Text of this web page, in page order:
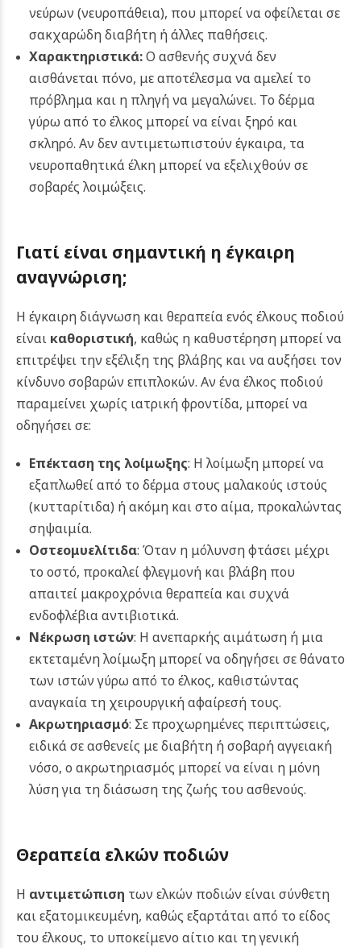
νεύρων (νευροπάθεια), που μπορεί να οφείλεται σε
σακχαρώδη διαβήτη ή άλλες παθήσεις.
Χαρακτηριστικά:Ο ασθενής συχνά δεν
αισθάνεται πόνο, με αποτέλεσμα να αμελεί το
πρόβλημα και η πληγή να μεγαλώνει. Το δέρμα
γύρω από το έλκος μπορεί να είναι ξηρό και
σκληρό. Αν δεν αντιμετωπιστούν έγκαιρα, τα
νευροπαθητικά έλκη μπορεί να εξελιχθούν σε
σοβαρές λοιμώξεις.
Γιατί είναι σημαντική η έγκαιρη
αναγνώριση;
Η έγκαιρη διάγνωση και θεραπεία ενός έλκους ποδιού
είναι καθοριστική, καθώς η καθυστέρηση μπορεί να
επιτρέψει την εξέλιξη της βλάβης και να αυξήσει τον
κίνδυνο σοβαρών επιπλοκών. Αν ένα έλκος ποδιού
παραμείνει χωρίς ιατρική φροντίδα, μπορεί να
οδηγήσει σε:
Επέκταση της λοίμωξης: Η λοίμωξη μπορεί να
εξαπλωθεί από το δέρμα στους μαλακούς ιστούς
(κυτταρίτιδα) ή ακόμη και στο αίμα, προκαλώντας
σηψαιμία.
Οστεομυελίτιδα: Όταν η μόλυνση φτάσει μέχρι
το οστό, προκαλεί φλεγμονή και βλάβη που
απαιτεί μακροχρόνια θεραπεία και συχνά
ενδοφλέβια αντιβιοτικά.
Νέκρωση ιστών: Η ανεπαρκής αιμάτωση ή μια
εκτεταμένη λοίμωξη μπορεί να οδηγήσει σε θάνατο
των ιστών γύρω από το έλκος, καθιστώντας
αναγκαία τη χειρουργική αφαίρεσή τους.
Ακρωτηριασμό: Σε προχωρημένες περιπτώσεις,
ειδικά σε ασθενείς με διαβήτη ή σοβαρή αγγειακή
νόσο, ο ακρωτηριασμός μπορεί να είναι η μόνη
λύση για τη διάσωση της ζωής του ασθενούς.
Θεραπεία ελκών ποδιών
Η αντιμετώπιση των ελκών ποδιών είναι σύνθετη
και εξατομικευμένη, καθώς εξαρτάται από το είδος
του έλκους, το υποκείμενο αίτιο και τη γενική